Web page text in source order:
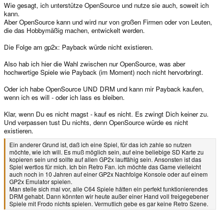
Wie gesagt, ich unterstütze OpenSource und nutze sie auch, soweit ich
kann.
Aber OpenSource kann und wird nur von großen Firmen oder von Leuten,
die das Hobbymäßig machen, entwickelt werden.
Die Folge am gp2x: Payback würde nicht existieren.
Also hab ich hier die Wahl zwischen nur OpenSource, was aber
hochwertige Spiele wie Payback (im Moment) noch nicht hervorbringt.
Oder ich habe OpenSource UND DRM und kann mir Payback kaufen,
wenn ich es will - oder ich lass es bleiben.
Klar, wenn Du es nicht magst - kauf es nicht. Es zwingt Dich keiner zu.
Und verpassen tust Du nichts, denn OpenSource würde es nicht
existieren.
Ein anderer Grund ist, daß ich eine Spiel, für das ich zahle so nutzen
möchte, wie ich will. Es muß möglich sein, auf eine beliebige SD Karte zu
kopieren sein und sollte auf allen GP2x lauffähig sein. Ansonsten ist das
Spiel wertlos für mich. Ich bin Retro Fan. ich möchte das Game vielleicht
auch noch in 10 Jahren auf einer GP2x Nachfolge Konsole oder auf einem
GP2x Emulator spielen.
Man stelle sich mal vor, alle C64 Spiele hätten ein perfekt funktionierendes
DRM gehabt. Dann könnten wir heute außer einer Hand voll freigegebener
Spiele mit Frodo nichts spielen. Vermutlich gebe es gar keine Retro Szene.